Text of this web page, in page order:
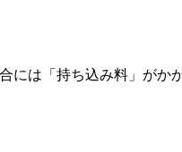
には「持ち込み料」がか